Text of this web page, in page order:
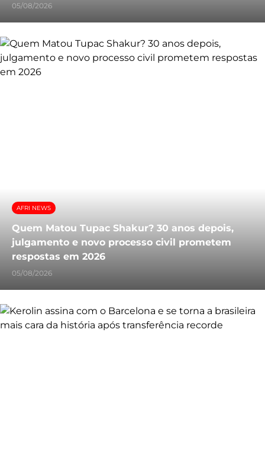
05/08/2026
AFRI NEWS
Quem Matou Tupac Shakur? 30 anos depois,
julgamento e novo processo civil prometem
respostas em 2026
05/08/2026